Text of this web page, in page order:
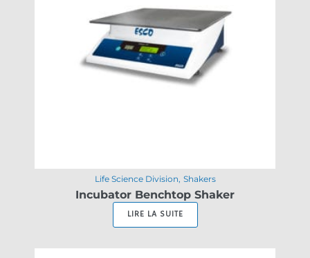
Life Science Division Shakers
Incubator Benchtop Shaker
LIRE LA SUITE